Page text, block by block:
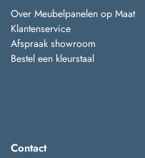
Over Meubelpanelen op Maat
Klantenservice
Afspraak showroom
Bestel een kleurstaal
Contact